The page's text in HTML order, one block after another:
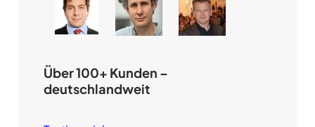
Über 100+ Kunden –
deutschlandweit